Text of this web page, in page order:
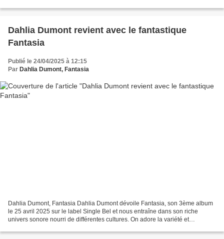
Dahlia Dumont revient avec le fantastique
Fantasia
Publié le 24/04/2025 à 12:15
Par Dahlia Dumont, Fantasia
Dahlia Dumont, Fantasia Dahlia Dumont dévoile Fantasia, son 3ème album
le 25 avril 2025 sur le label Single Bel et nous entraîne dans son riche
univers sonore nourri de différentes cultures. On adore la variété et